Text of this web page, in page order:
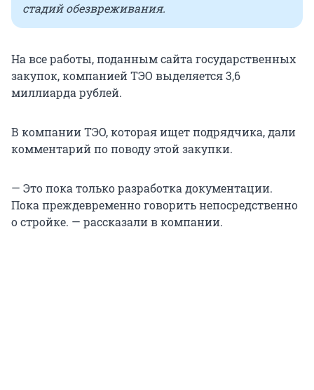
стадий обезвреживания.
На все работы, поданным сайта государственных
закупок, компанией ТЭО выделяется 3,6
миллиарда рублей.
В компании ТЭО, которая ищет подрядчика, дали
комментарий по поводу этой закупки.
— Это пока только разработка документации.
Пока преждевременно говорить непосредственно
о стройке. — рассказали в компании.